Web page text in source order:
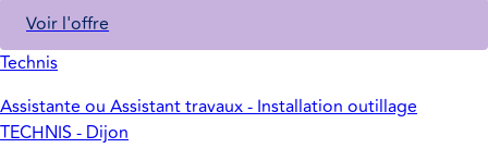
Voir l'offre
Technis
Assistante ou Assistant travaux - Installation outillage
TECHNIS - Dijon